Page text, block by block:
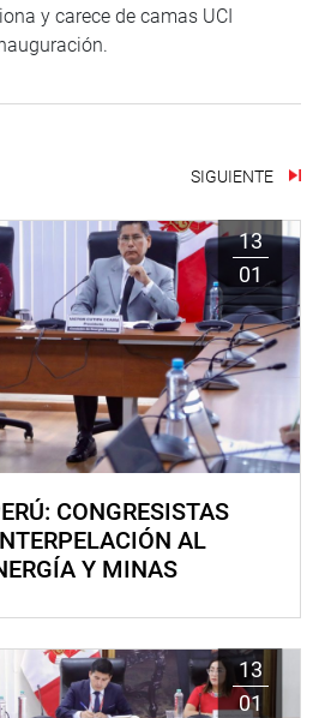
y carece de camas UCI
SIGUIENTE
13
01
CONGRESISTAS
AL
Y MINAS
13
01